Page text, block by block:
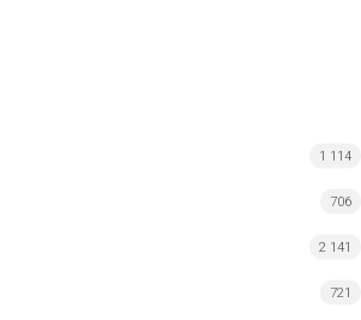
1 114
706
2 141
721